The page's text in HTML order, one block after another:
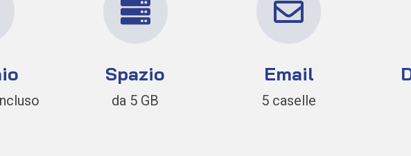

Spazio
da 5 GB

Email
5 caselle